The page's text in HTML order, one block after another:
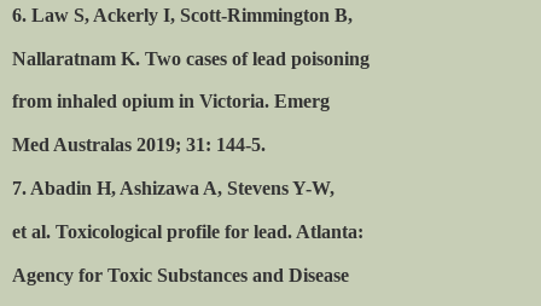
6. Law S, Ackerly I, Scott-Rimmington B,
Nallaratnam K. Two cases of lead poisoning
from inhaled opium in Victoria. Emerg
Med Australas 2019; 31: 144-5.
7. Abadin H, Ashizawa A, Stevens Y-W,
et al. Toxicological profile for lead. Atlanta:
Agency for Toxic Substances and Disease